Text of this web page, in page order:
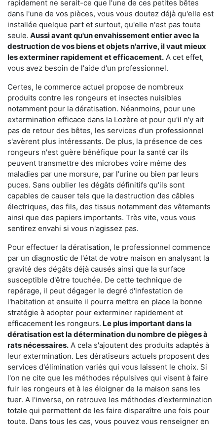
rapidement ne serait-ce que l'une de ces petites bêtes
dans l'une de vos pièces, vous vous doutez déjà qu'elle est
installée quelque part et surtout, qu'elle n'est pas toute
seule. Aussi avant qu'un envahissement entier avec la
destruction de vos biens et objets n'arrive, il vaut mieux
les exterminer rapidement et efficacement. A cet effet,
vous avez besoin de l'aide d'un professionnel.
Certes, le commerce actuel propose de nombreux
produits contre les rongeurs et insectes nuisibles
notamment pour la dératisation. Néanmoins, pour une
extermination efficace dans la Lozère et pour qu'il n'y ait
pas de retour des bêtes, les services d'un professionnel
s'avèrent plus intéressants. De plus, la présence de ces
rongeurs n'est guère bénéfique pour la santé car ils
peuvent transmettre des microbes voire même des
maladies par une morsure, par l'urine ou bien par leurs
puces. Sans oublier les dégâts définitifs qu'ils sont
capables de causer tels que la destruction des câbles
électriques, des fils, des tissus notamment des vêtements
ainsi que des papiers importants. Très vite, vous vous
sentirez envahi si vous n'agissez pas.
Pour effectuer la dératisation, le professionnel commence
par un diagnostic de l'état de votre maison en analysant la
gravité des dégâts déjà causés ainsi que la surface
susceptible d'être touchée. De cette technique de
repérage, il peut dégager le degré d'infestation de
l'habitation et ensuite il pourra mettre en place la bonne
stratégie à adopter pour exterminer rapidement et
efficacement les rongeurs. Le plus important dans la
dératisation est la détermination du nombre de pièges à
rats nécessaires. A cela s'ajoutent des produits adaptés à
leur extermination. Les dératiseurs actuels proposent des
services d'élimination variés qui vous laissent le choix. Si
l'on ne cite que les méthodes répulsives qui visent à faire
fuir les rongeurs et à les éloigner de la maison sans les
tuer. A l'inverse, on retrouve les méthodes d'extermination
totale qui permettent de les faire disparaître une fois pour
toute. Dans tous les cas, vous pouvez vous renseigner en